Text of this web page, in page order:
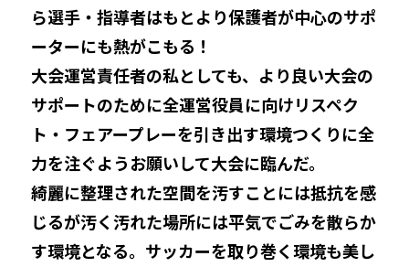
ら選手・指導者はもとより保護者が中心のサポ
ーターにも熱がこもる！
大会運営責任者の私としても、より良い大会の
サポートのために全運営役員に向けリスペク
ト・フェアープレーを引き出す環境つくりに全
力を注ぐようお願いして大会に臨んだ。
綺麗に整理された空間を汚すことには抵抗を感
じるが汚く汚れた場所には平気でごみを散らか
す環境となる。サッカーを取り巻く環境も美し